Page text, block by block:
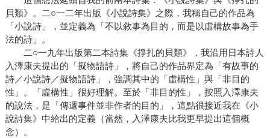
貝類》。二○一二年出版《小說詩集》之際，我稱自己的作品為
「小說詩」，並定義為「不以敘事為目的，而是以虛構故事為手
法的詩」。
二○一九年出版第二本詩集《掙扎的貝類》，我沿用日本詩人
入澤康夫提出的「擬物語詩」，將自己的作品界定為「有故事的
詩／小說詩／擬物語詩」，強調其中的「虛構性」與「非目的
性」。「虛構性」很好理解。至於「非目的性」，按照入澤康夫
的說法，是「傳遞事件並非作者的目的」，這點很接近我在《小
說詩集》中給出的定義（當然，入澤康夫比我更早提出這個概
念）。